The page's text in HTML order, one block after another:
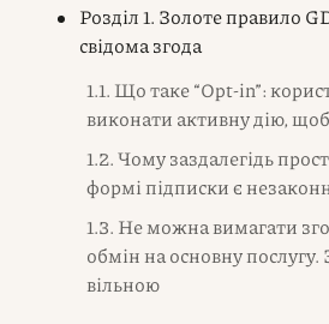
Розділ 1. Золоте правило
свідома згода
1.1. Що таке “Opt-in”:
виконати активну дію,
1.2. Чому заздалегідь
формі підписки є
1.3. Не можна вимагати
обмін на основну послугу.
вільною